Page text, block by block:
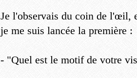
Je l'observais du coin de l'œil,
je me suis lancée la première :
- "Quel est le motif de votre